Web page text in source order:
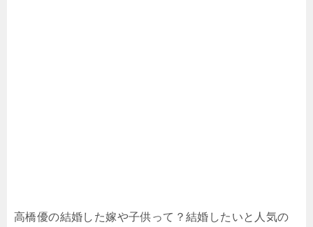
高橋優の結婚した嫁や子供って？結婚したいと人気の